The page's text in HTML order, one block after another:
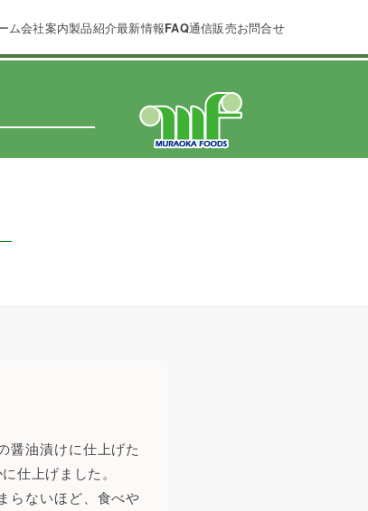
ム会社案内製品紹介最新情報FAQ通信販売お問合せ
醤油漬けに仕上げた
仕上げました。
らないほど、食べや